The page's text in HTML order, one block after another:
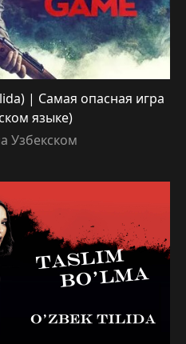
| Самая опасная игра
языке)
Узбекском